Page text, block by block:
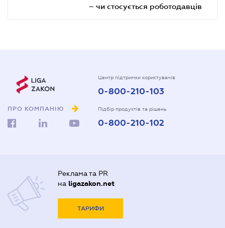
– чи стосується роботодавців
ПРО КОМПАНІЮ
Центр підтримки користувачів
0-800-210-103
Підбір продуктів та рішень
0-800-210-102
Реклама та PR
на ligazakon.net
ТАРИФИ